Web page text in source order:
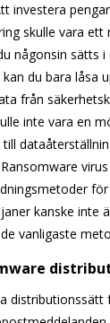
investera
skulle vara ett
någonsin sätts i
du bara låsa
från
inte vara en
virus
för
kanske inte
vanligaste
distributionssätt